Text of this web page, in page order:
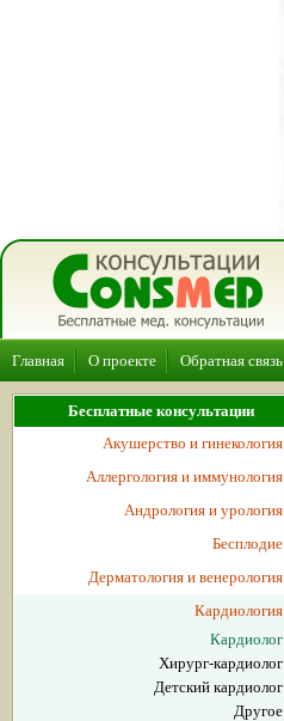
Главная О проекте Обратная связь
Бесплатные консультации
Акушерство и гинекология
Аллергология и иммунология
Андрология и урология
Бесплодие
Дерматология и венерология
Кардиология
Кардиолог
Хирург-кардиолог
Детский кардиолог
Другое